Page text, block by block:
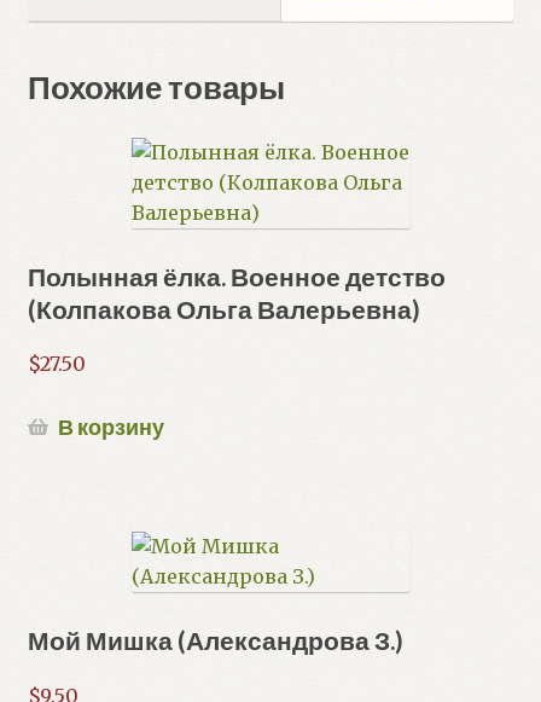
Похожие товары
Полынная ёлка. Военное детство
(Колпакова Ольга Валерьевна)
$27.50
В корзину
Мой Мишка (Александрова З.)
$9.50